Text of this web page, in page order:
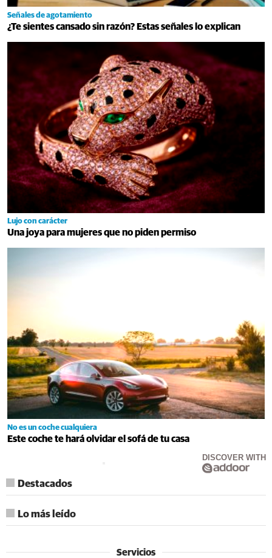
Señales de agotamiento
¿Te sientes cansado sin razón? Estas señales lo explican
Lujo con carácter
Una joya para mujeres que no piden permiso
No es un coche cualquiera
Este coche te hará olvidar el sofá de tu casa
DISCOVER WITH
Destacados
Lo más leído
Servicios